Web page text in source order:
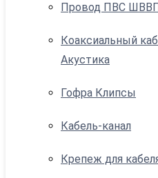
Провод ПВС
Коаксиальный
Акустика
Гофра Клипсы
Кабель-канал
Крепеж для